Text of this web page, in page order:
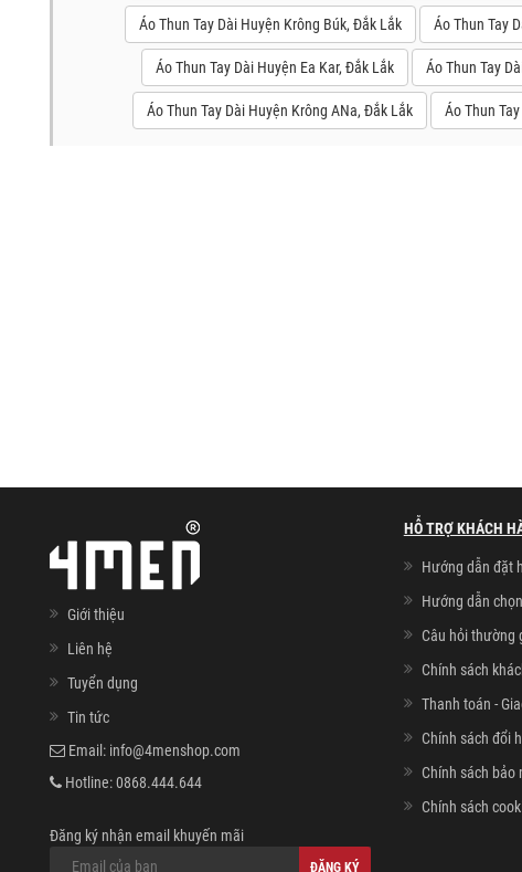
Áo Thun Tay Dài Huyện Krông Búk, Đắk Lắk Áo Thun Tay
Áo Thun Tay Dài Huyện Ea Kar, Đắk Lắk Áo Thun Tay
Áo Thun Tay Dài Huyện Krông ANa, Đắk Lắk Áo Thun
Giới thiệu
Liên hệ
Tuyển dụng
Tin tức
Email: info@4menshop.com
Hotline:0868.444.644
Đăng ký nhận email khuyến mãi
ĐĂNG KÝ
HỖ TRỢ KHÁCH
Hướng dẫn đặt
Hướng dẫn
Câu hỏi thường
Chính sách
Thanh toán -
Chính sách đổi
Chính sách bảo
Chính sách